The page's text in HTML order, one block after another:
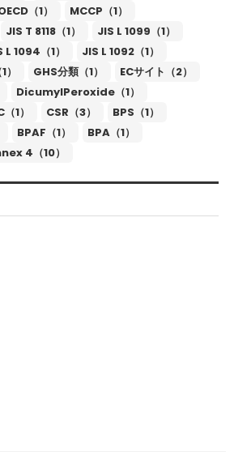
（1）
MCCP（1）
JIS T 8118（1）
JIS L 1099（1）
L 1094（1）
JIS L 1092（1）
GHS分類（1）
ECサイト（2）
DicumylPeroxide（1）
1） CSR（3）
BPS（1）
BPAF（1）
BPA（1）
4（10）